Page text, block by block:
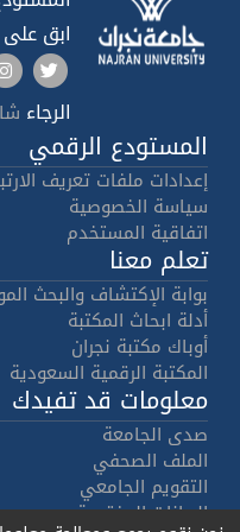
ابق
الرجاء
المستودع الرقمي
إعدادات ملفات تعريف
سياسة الخصوصية
اتفاقية المستخدم
تعلم معنا
بوابة الإكتشاف والبحث
أدلة ابحاث المكتبة
أوباك مكتبة نجران
المكتبة الرقمية السعودية
معلومات قد تفيدك
صدى الجامعة
الملف الصحفي
التقويم الجامعي
البيانات المفتوحة